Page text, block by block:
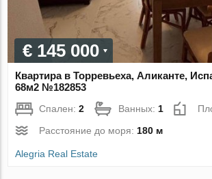
€ 145 000
Квартира в Торревьеха, Аликанте,
68м2 №182853
Спален:2 Ванных:1
Расстояние до моря:180 м
Alegria Real Estate